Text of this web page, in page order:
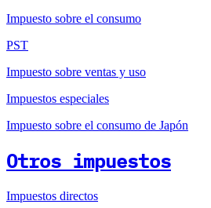
Impuesto sobre el consumo
PST
Impuesto sobre ventas y uso
Impuestos especiales
Impuesto sobre el consumo de Japón
Otros impuestos
Impuestos directos